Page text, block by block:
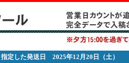
指定した発送日 2025年12月20日（土）